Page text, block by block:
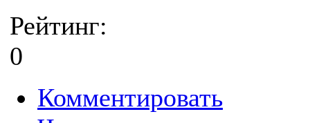
Рейтинг:
0
Комментировать